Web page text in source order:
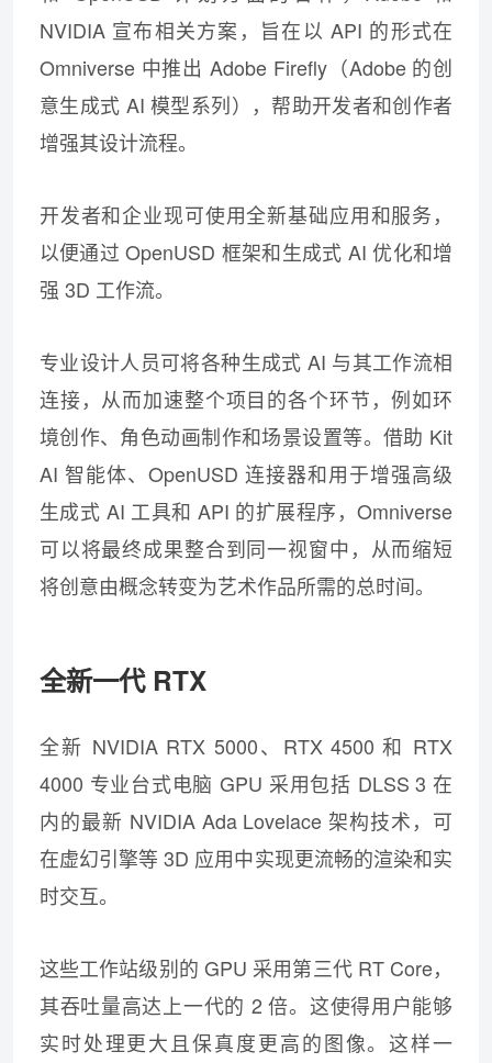
NVIDIA 宣布相关方案，旨在以 API 的形式在
Omniverse 中推出 Adobe Firefly（Adobe 的创
意生成式 AI 模型系列），帮助开发者和创作者
增强其设计流程。
开发者和企业现可使用全新基础应用和服务，
以便通过 OpenUSD 框架和生成式 AI 优化和增
强 3D 工作流。
专业设计人员可将各种生成式 AI 与其工作流相
连接，从而加速整个项目的各个环节，例如环
境创作、角色动画制作和场景设置等。借助 Kit
AI 智能体、OpenUSD 连接器和用于增强高级
生成式 AI 工具和 API 的扩展程序，Omniverse
可以将最终成果整合到同一视窗中，从而缩短
将创意由概念转变为艺术作品所需的总时间。
全新一代 RTX
全新 NVIDIA RTX 5000、RTX 4500 和 RTX
4000 专业台式电脑 GPU 采用包括 DLSS 3 在
内的最新 NVIDIA Ada Lovelace 架构技术，可
在虚幻引擎等 3D 应用中实现更流畅的渲染和实
时交互。
这些工作站级别的 GPU 采用第三代 RT Core，
其吞吐量高达上一代的 2 倍。这使得用户能够
实时处理更大且保真度更高的图像。这样一